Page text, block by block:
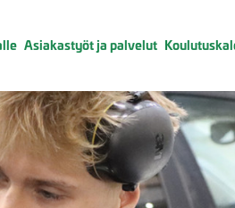
Asiakastyöt ja palvelut